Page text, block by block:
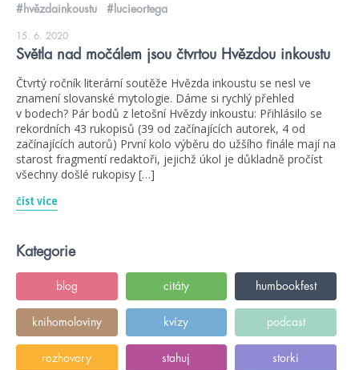
#hvězdainkoustu #lucieortega
15. 6. 2020
Světla nad močálem jsou čtvrtou Hvězdou inkoustu
Čtvrtý ročník literární soutěže Hvězda inkoustu se nesl ve
znamení slovanské mytologie. Dáme si rychlý přehled
v bodech? Pár bodů z letošní Hvězdy inkoustu: Přihlásilo se
rekordních 43 rukopisů (39 od začínajících autorek, 4 od
začínajících autorů) První kolo výběru do užšího finále mají na
starost fragmentí redaktoři, jejichž úkol je důkladně pročíst
všechny došlé rukopisy […]
číst více
Kategorie
blog citáty humbookfest
knihomoloviny kvízy podcast
rozhovory stahuj storki